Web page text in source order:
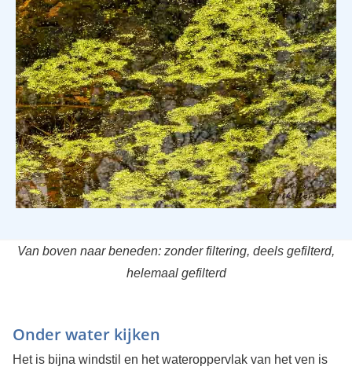
Van boven naar beneden: zonder filtering, deels gefilterd,
helemaal gefilterd
Onder water kijken
Het is bijna windstil en het wateroppervlak van het ven is